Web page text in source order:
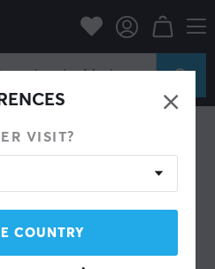
VISIT?
COUNTRY
Maus-Skates
SPARE 22%